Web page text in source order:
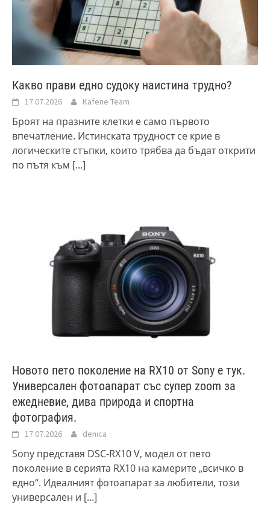
Какво прави едно судоку наистина трудно?
17.07.2026 Kafene Team
Броят на празните клетки е само първото
впечатление. Истинската трудност се крие в
логическите стъпки, които трябва да бъдат открити
по пътя към [...]
Новото пето поколение на RX10 от Sony е тук.
Универсален фотоапарат със супер zoom за
ежедневие, дива природа и спортна
фотография.
17.07.2026 denica
Sony представя DSC-RX10 V, модел от пето
поколение в серията RX10 на камерите „всичко в
едно“. Идеалният фотоапарат за любители, този
универсален и [...]